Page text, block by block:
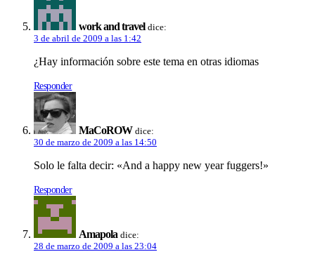
work and travel dice:
3 de abril de 2009 a las 1:42
¿Hay información sobre este tema en otras idiomas
Responder
MaCoROW dice:
30 de marzo de 2009 a las 14:50
Solo le falta decir: «And a happy new year fuggers!»
Responder
Amapola dice:
28 de marzo de 2009 a las 23:04